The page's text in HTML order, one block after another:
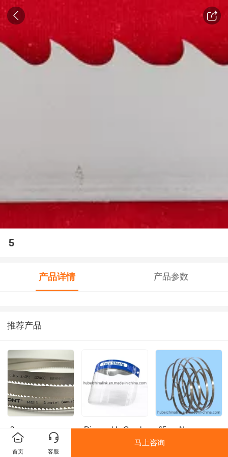
5
产品详情 产品参数
推荐产品
3
Disposable Good
Quality Clear Pet
65mn Narrow
Size
首页 客服
马上咨询